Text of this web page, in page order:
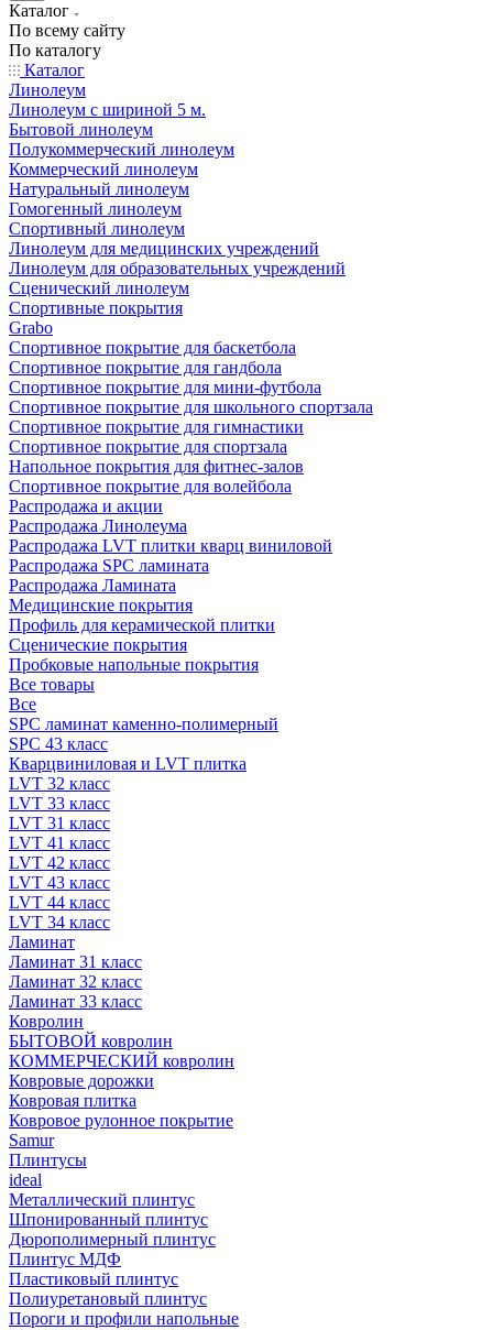
Каталог
По всему сайту
По каталогу
Каталог
Линолеум
Линолеум с шириной 5 м.
Бытовой линолеум
Полукоммерческий линолеум
Коммерческий линолеум
Натуральный линолеум
Гомогенный линолеум
Спортивный линолеум
Линолеум для медицинских учреждений
Линолеум для образовательных учреждений
Сценический линолеум
Спортивные покрытия
Grabo
Спортивное покрытие для баскетбола
Спортивное покрытие для гандбола
Спортивное покрытие для мини-футбола
Спортивное покрытие для школьного спортзала
Спортивное покрытие для гимнастики
Спортивное покрытие для спортзала
Напольное покрытия для фитнес-залов
Спортивное покрытие для волейбола
Распродажа и акции
Распродажа Линолеума
Распродажа LVT плитки кварц виниловой
Распродажа SPC ламината
Распродажа Ламината
Медицинские покрытия
Профиль для керамической плитки
Сценические покрытия
Пробковые напольные покрытия
Все товары
Все
SPC ламинат каменно-полимерный
SPC 43 класс
Кварцвиниловая и LVT плитка
LVT 32 класс
LVT 33 класс
LVT 31 класс
LVT 41 класс
LVT 42 класс
LVT 43 класс
LVT 44 класс
LVT 34 класс
Ламинат
Ламинат 31 класс
Ламинат 32 класс
Ламинат 33 класс
Ковролин
БЫТОВОЙ ковролин
КОММЕРЧЕСКИЙ ковролин
Ковровые дорожки
Ковровая плитка
Ковровое рулонное покрытие
Samur
Плинтусы
ideal
Металлический плинтус
Шпонированный плинтус
Дюрополимерный плинтус
Плинтус МДФ
Пластиковый плинтус
Полиуретановый плинтус
Пороги и профили напольные